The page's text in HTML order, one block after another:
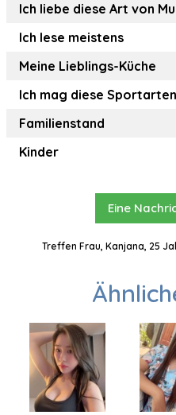
Ich liebe diese Art von
Ich lese meistens
Meine Lieblings-Küche
Ich mag diese Sportarten
Familienstand
Kinder
Eine
Treffen Frau, Kanjana, 25